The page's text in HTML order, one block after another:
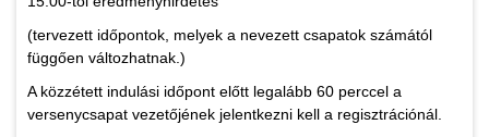
(tervezett időpontok, melyek a nevezett csapatok számától
függően változhatnak.)
A közzétett indulási időpont előtt legalább 60 perccel a
versenycsapat vezetőjének jelentkezni kell a regisztrációnál.